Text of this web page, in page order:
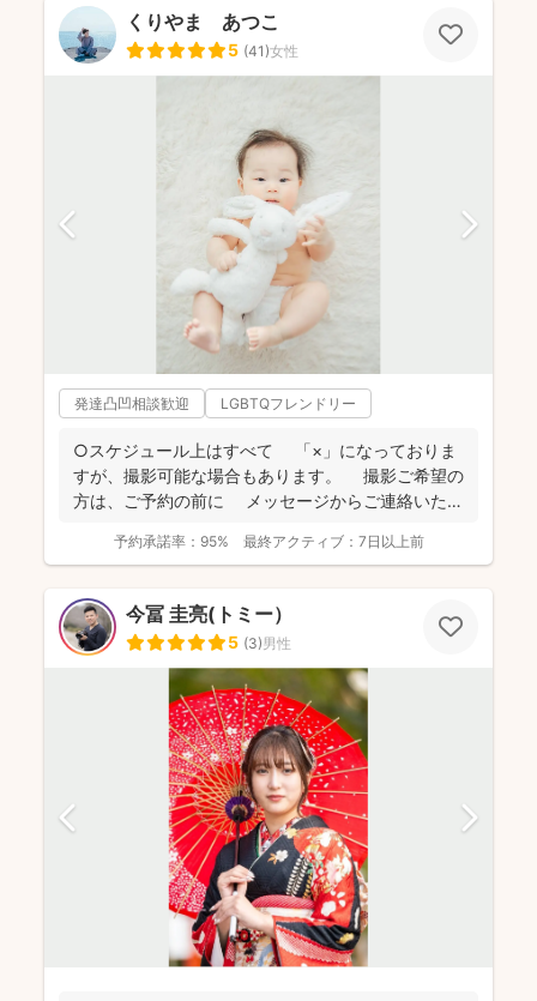
くりやま あつこ
5 (41)女性
発達凸凹相談歓迎 LGBTQフレンドリー
○スケジュール上はすべて 「×」になっておりま
すが、撮影可能な場合もあります。 撮影ご希望の
方は、ご予約の前に メッセージからご連絡いただ
予約承諾率： 95% 最終アクティブ： 7日以上前
今冨 圭亮(トミー）
5 (3)男性